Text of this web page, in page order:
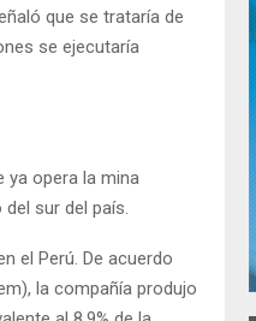
que se trataría de
se ejecutaría
ya opera la mina
sur del país.
el Perú. De acuerdo
la compañía produjo